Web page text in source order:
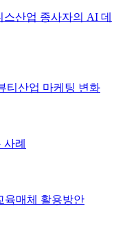
산업 종사자의 AI 데
티산업 마케팅 변화
례
육매체 활용방안